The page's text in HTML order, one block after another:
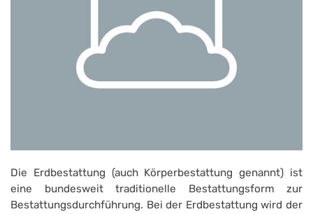
Die Erdbestattung (auch Körperbestattung genannt) ist
eine bundesweit traditionelle Bestattungsform zur
Bestattungsdurchführung. Bei der Erdbestattung wird der